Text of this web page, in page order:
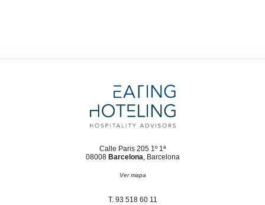
Calle Paris 205 1º 1ª
08008 Barcelona, Barcelona
Ver mapa
T. 93 518 60 11